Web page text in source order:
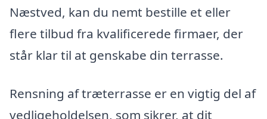
Næstved, kan du nemt bestille et eller
flere tilbud fra kvalificerede firmaer, der
står klar til at genskabe din terrasse.
Rensning af træterrasse er en vigtig del af
vedligeholdelsen, som sikrer, at dit